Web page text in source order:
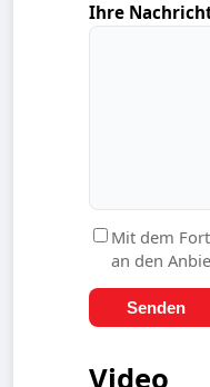
Ihre
Mit dem
an den
Senden
Video